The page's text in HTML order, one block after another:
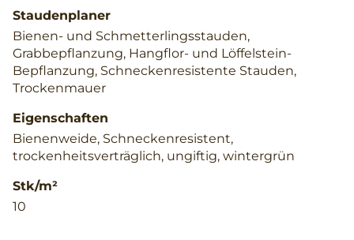
Staudenplaner
Bienen- und Schmetterlingsstauden,
Grabbepflanzung, Hangflor- und Löffelstein-
Bepflanzung, Schneckenresistente Stauden,
Trockenmauer
Eigenschaften
Bienenweide, Schneckenresistent,
trockenheitsverträglich, ungiftig, wintergrün
Stk/m²
10